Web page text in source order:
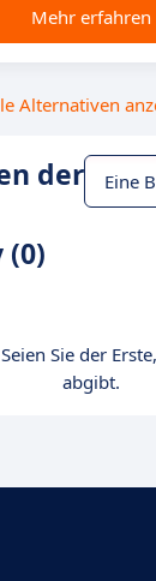
Mehr erfahren
Alternativen
der
Eine
Sie der
abgibt.